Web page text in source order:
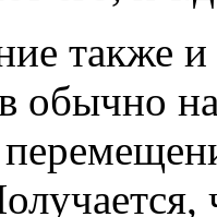
также
обычно